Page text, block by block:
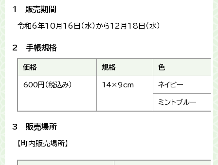
1 販売期間
令和6年10月16日（水）から12月18日（水）
2 手帳規格
価格 規格 色
600円（税込み） 14×9cm ネイビー
ミントブルー
3 販売場所
【町内販売場所】